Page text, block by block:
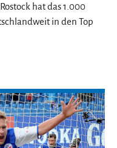
hat das 1.000
in den Top